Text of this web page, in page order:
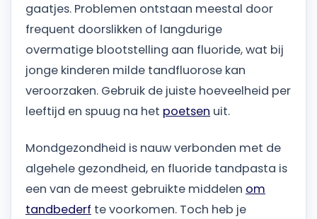
gaatjes. Problemen ontstaan meestal door
frequent doorslikken of langdurige
overmatige blootstelling aan fluoride, wat bij
jonge kinderen milde tandfluorose kan
veroorzaken. Gebruik de juiste hoeveelheid per
leeftijd en spuug na het poetsen uit.
Mondgezondheid is nauw verbonden met de
algehele gezondheid, en fluoride tandpasta is
een van de meest gebruikte middelen om
tandbederf te voorkomen. Toch heb je